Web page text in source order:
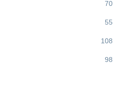
70
55
108
98